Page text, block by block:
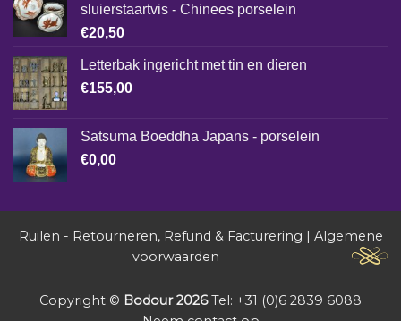
sluierstaartvis - Chinees porselein
€20,50
Letterbak ingericht met tin en dieren
€155,00
Satsuma Boeddha Japans - porselein
€0,00
Ruilen - Retourneren, Refund & Facturering | Algemene
voorwaarden
Copyright © Bodour 2026Tel: +31 (0)6 2839 6088